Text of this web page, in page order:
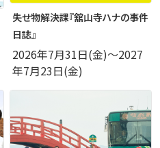
失せ物解決課『舘山寺ハナの事件
日誌』
2026年7月31日(金)～2027
年7月23日(金)